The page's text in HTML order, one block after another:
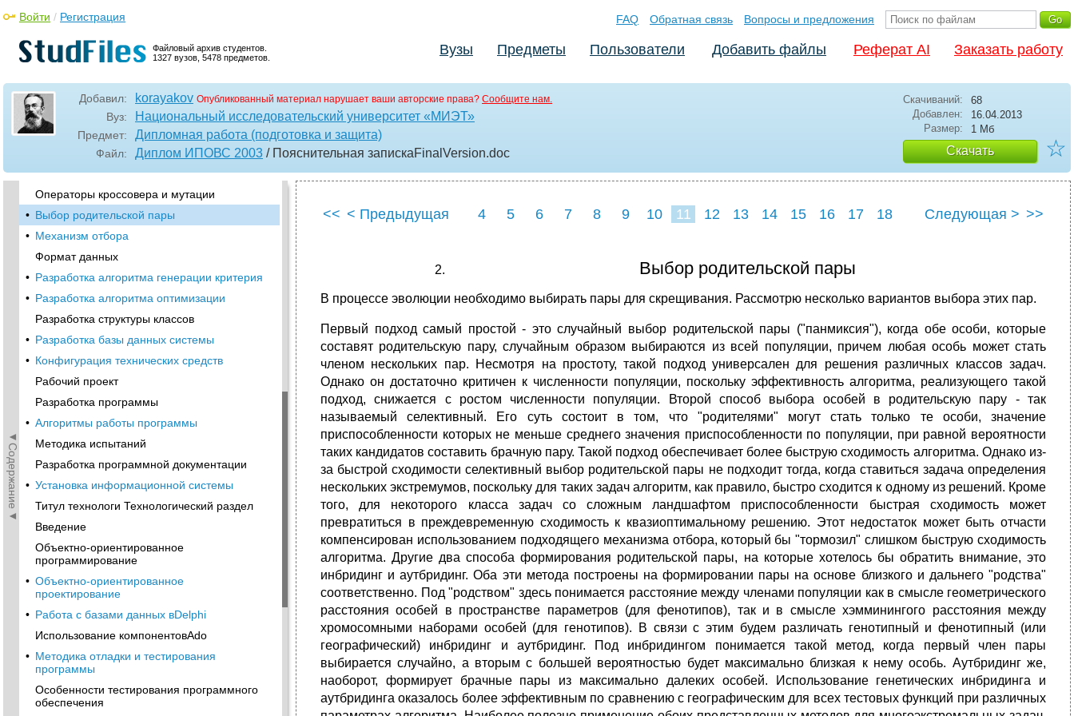
Файловый архив студентов.
1327 вузов, 5478 предметов.
Войти / Регистрация FAQ Обратная связь Вопросы и предложения
Вузы Предметы Пользователи Добавить файлы Реферат AI Заказать работу
Добавил: korayakov Опубликованный материал нарушает ваши авторские права? Сообщите нам.
Вуз: Национальный исследовательский университет «МИЭТ»
Предмет: Дипломная работа (подготовка и защита)
Файл: Диплом ИПОВС 2003 / Пояснительная запискаFinalVersion.doc
Скачиваний:
68
Добавлен:
16.04.2013
Размер:
1 Мб
Скачать ☆
◄Содержание◄
алгоритмов
• Основы генетических алгоритмов
• Возможности применения генетических
• Математическая формулировка
экстремальной задачи однокритериального
выбора
• Понятие “оптимальное решение”
Влияние параметров генетического
алгоритма на эффективность поиска
Операторы кроссовера и мутации
• Выбор родительской пары
• Механизм отбора
Формат данных
• Разработка алгоритма генерации критерия
• Разработка алгоритма оптимизации
Разработка структуры классов
• Разработка базы данных системы
• Конфигурация технических средств
Рабочий проект
Разработка программы
• Алгоритмы работы программы
Методика испытаний
Разработка программной документации
• Установка информационной системы
Титул технологи Технологический раздел
Введение
Объектно-ориентированное
программирование
• Объектно-ориентированное
проектирование
• Работа с базами данных вDelphi
Использование компонентовAdo
• Методика отладки и тестирования
программы
Особенности тестирования программного
обеспечения
<< < Предыдущая 4 5 6 7 8 9 10 11 12 13 14 15 16 17
18
Следующая > >>
Выбор родительской пары
В процессе эволюции необходимо выбирать пары для скрещивания. Рассмотрю несколько вариантов выбора этих пар.
Первый подход самый простой - это случайный выбор родительской пары ("панмиксия"), когда обе особи, которые
составят родительскую пару, случайным образом выбираются из всей популяции, причем любая особь может стать
членом нескольких пар. Несмотря на простоту, такой подход универсален для решения различных классов задач.
Однако он достаточно критичен к численности популяции, поскольку эффективность алгоритма, реализующего такой
подход, снижается с ростом численности популяции. Второй способ выбора особей в родительскую пару - так
называемый селективный. Его суть состоит в том, что "родителями" могут стать только те особи, значение
приспособленности которых не меньше среднего значения приспособленности по популяции, при равной вероятности
таких кандидатов составить брачную пару. Такой подход обеспечивает более быструю сходимость алгоритма. Однако из-
за быстрой сходимости селективный выбор родительской пары не подходит тогда, когда ставиться задача определения
нескольких экстремумов, поскольку для таких задач алгоритм, как правило, быстро сходится к одному из решений. Кроме
того, для некоторого класса задач со сложным ландшафтом приспособленности быстрая сходимость может
превратиться в преждевременную сходимость к квазиоптимальному решению. Этот недостаток может быть отчасти
компенсирован использованием подходящего механизма отбора, который бы "тормозил" слишком быструю сходимость
алгоритма. Другие два способа формирования родительской пары, на которые хотелось бы обратить внимание, это
инбридинг и аутбридинг. Оба эти метода построены на формировании пары на основе близкого и дальнего "родства"
соответственно. Под "родством" здесь понимается расстояние между членами популяции как в смысле геометрического
расстояния особей в пространстве параметров (для фенотипов), так и в смысле хэмминингого расстояния между
хромосомными наборами особей (для генотипов). В связи с этим будем различать генотипный и фенотипный (или
географический) инбридинг и аутбридинг. Под инбридингом понимается такой метод, когда первый член пары
выбирается случайно, а вторым с большей вероятностью будет максимально близкая к нему особь. Аутбридинг же,
наоборот, формирует брачные пары из максимально далеких особей. Использование генетических инбридинга и
аутбридинга оказалось более эффективным по сравнению с географическим для всех тестовых функций при различных